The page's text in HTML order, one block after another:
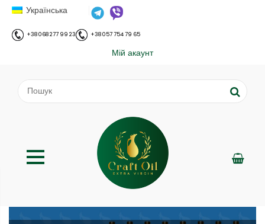
Українська
+38 068 277 99 23 +38 057 754 79 65
Мій акаунт